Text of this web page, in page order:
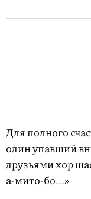
Для полного
один упавший
друзьями хор
а-мито-бо...»